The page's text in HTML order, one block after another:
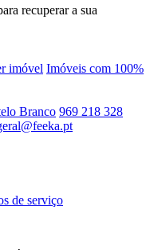
recuperar a sua
imóvel Imóveis com 100%
Branco 969 218 328
de serviço